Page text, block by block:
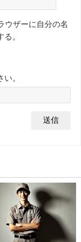
ウザーに自分の名
。
。